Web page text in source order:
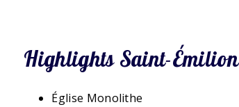
Highlights Saint-Émilion
Église Monolithe